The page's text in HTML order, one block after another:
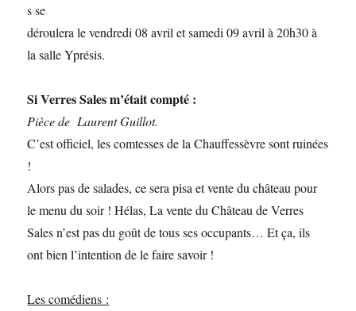
s se
déroulera le vendredi 08 avril et samedi 09 avril à 20h30 à
la salle Yprésis.
Si Verres Sales m’était compté :
Pièce de Laurent Guillot.
C’est officiel, les comtesses de la Chauffessèvre sont ruinées
!
Alors pas de salades, ce sera pisa et vente du château pour
le menu du soir ! Hélas, La vente du Château de Verres
Sales n’est pas du goût de tous ses occupants… Et ça, ils
ont bien l’intention de le faire savoir !
Les comédiens :